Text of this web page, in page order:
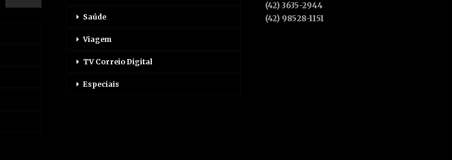
Saúde
Viagem
TV Correio Digital
Especiais
(42) 3635-2944
(42) 98528-1151